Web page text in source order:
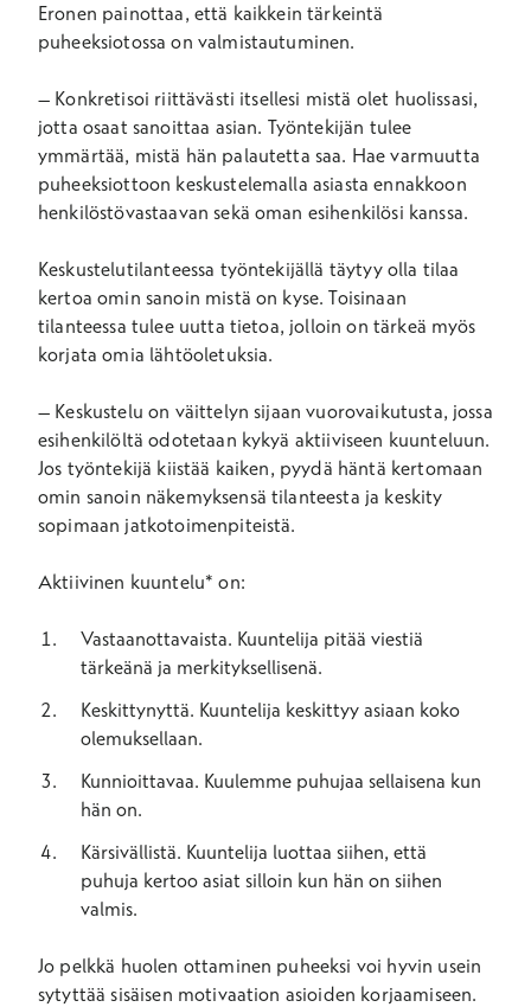
Eronen painottaa, että kaikkein tärkeintä
puheeksiotossa on valmistautuminen.
– Konkretisoi riittävästi itsellesi mistä olet huolissasi,
jotta osaat sanoittaa asian. Työntekijän tulee
ymmärtää, mistä hän palautetta saa. Hae varmuutta
puheeksiottoon keskustelemalla asiasta ennakkoon
henkilöstövastaavan sekä oman esihenkilösi kanssa.
Keskustelutilanteessa työntekijällä täytyy olla tilaa
kertoa omin sanoin mistä on kyse. Toisinaan
tilanteessa tulee uutta tietoa, jolloin on tärkeä myös
korjata omia lähtöoletuksia.
– Keskustelu on väittelyn sijaan vuorovaikutusta, jossa
esihenkilöltä odotetaan kykyä aktiiviseen kuunteluun.
Jos työntekijä kiistää kaiken, pyydä häntä kertomaan
omin sanoin näkemyksensä tilanteesta ja keskity
sopimaan jatkotoimenpiteistä.
Aktiivinen kuuntelu* on:
Vastaanottavaista. Kuuntelija pitää viestiä
tärkeänä ja merkityksellisenä.
Keskittynyttä. Kuuntelija keskittyy asiaan koko
olemuksellaan.
Kunnioittavaa. Kuulemme puhujaa sellaisena kun
hän on.
Kärsivällistä. Kuuntelija luottaa siihen, että
puhuja kertoo asiat silloin kun hän on siihen
valmis.
Jo pelkkä huolen ottaminen puheeksi voi hyvin usein
sytyttää sisäisen motivaation asioiden korjaamiseen.